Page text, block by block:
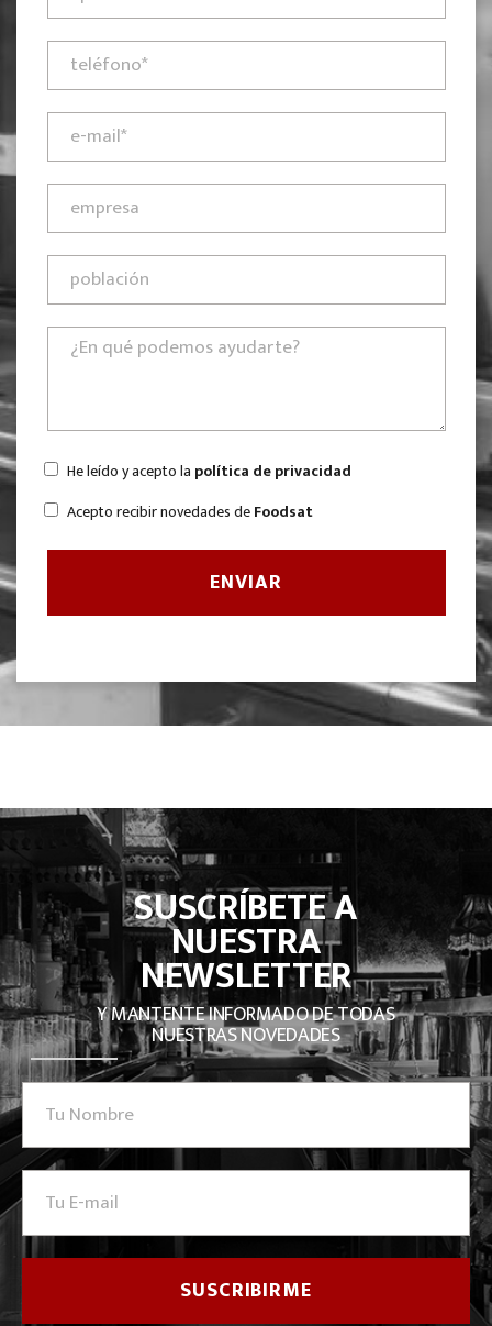
He leído y acepto la política de privacidad
Acepto recibir novedades deFoodsat
SUSCRÍBETE A
NUESTRA
NEWSLETTER
Y MANTENTE INFORMADO DE TODAS
NUESTRAS NOVEDADES